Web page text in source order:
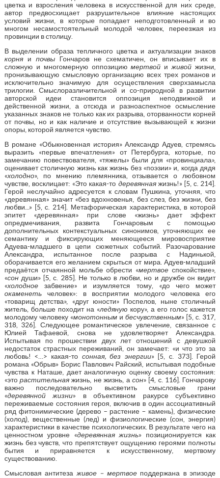
цветка и взросления человека в искусственной для них среде,
автор предвосхищает разрушительное влияние настоящих
условий жизни, в которые попадает неподготовленный и во
многом несамостоятельный молодой человек, переезжая из
провинции в столицу.
В выделении образа тепличного цветка и актуализации знаков
корняи почвыГончаров не схематичен, он вписывает их в
сложную и многомерную оппозициюмертвой иживой жизни,
пронизывающую смысловую организацию всех трех романов и
исключительно значимую для осуществления сверхзамысла
трилогии. Смыслоразличительной и со-природной в развитии
авторской идеи становится оппозиция неподвижной и
действенной жизни, а отсюда и разноаспектное осмысление
указанных знаков не только как их разрыва, оторванности корней
от почвы, но и как наличие и отсутствие вызывающей к жизни
опоры, которой является чувство.
В романе «Обыкновенная история» Александр Адуев, стремясь
выразить «первые впечатления» от Петербурга, которые, по
замечанию повествователя, «тяжелы» были для «провинциала»,
оценивает столичную жизнь как жизнь без «поэзии» и, когда дядя
«холодно», по мнению племянника, отзывается о любовном
чувстве, восклицает: «Это какая-то деревяннаяжизнь!» [5, с. 214].
Герой неслучайно адресуется к словам Пушкина, уточняя, что
«деревянная» значит «без вдохновенья, без слез, без жизни, без
любви...» [5, с. 214]. Метафорическая характеристика, в которой
эпитет «деревянная» при слове «жизнь» дает эффект
опредмечивания, развита Гончаровым с помощью
дополнительных контекстуальных синонимов, уточняющих ее
семантику и фиксирующих меняющееся мировосприятие
Адуева-младшего в цепи сюжетных событий. Разочарование
Александра, испытанное после разрыва с Надинькой,
оборачивается его желанием скрыться от мира. Адуев-младший
предаётся отчаянной мольбе обрести «мертвое спокойствие»,
«сон души» [5, с. 285]. Не только в любви, но и дружбе он видит
«холодноезабвение» и изумляется тому, «до чего может
окаменетьчеловек»: в восприятии молодого человека его
«товарищ детства», «друг юности» Поспелов, ныне столичный
житель, больше походит на «ледяную кору», а его голос кажется
молодому человеку «монотоннымибесчувственным» [5, с. 317,
318, 326]. Следующее романтическое увлечение, связанное с
Юлией Тафаевой, снова не удовлетворяет Александра.
Испытывая по прошествии двух лет отношений с девушкой
недостаток страстных переживаний, он замечает: «и что это за
любовь! <…> какая-то сонная, без энергии» [5, с. 373]. Герой
романа «Обрыв» Борис Павлович Райский, испытывая подобные
чувства к Наташе, дает аналогичную оценку своему состояния:
«эторастительная жизнь, не жизнь, а сон» [4, с. 116]. Гончарову
важно последовательно высветить смысловые грани
«деревянной жизни» в объективном ракурсе субъективно
переживаемые состояния героя, включив в один ассоциативный
ряд фитонимические (дерево – растение – камень), физические
(холод), вещественные (лед) и физиологические (сон, энергия)
характеристики в качестве психологических. В результате чего на
ценностном уровне «деревянная жизнь» позиционируется как
жизнь без чувств, что препятствует ощущению героями полноты
бытия и приравняется к искусственному, мертвому
существованию.
Смысловая антитеза живое – мертвое поддержана в эпизоде